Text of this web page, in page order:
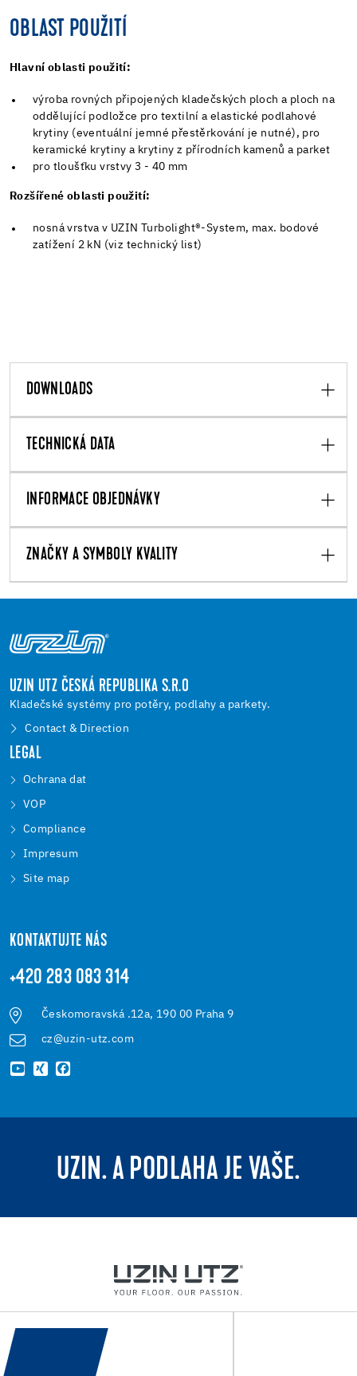
OBLAST POUŽITÍ
Hlavní oblasti použití:
výroba rovných připojených kladečských ploch a ploch na
oddělující podložce pro textilní a elastické podlahové
krytiny (eventuální jemné přestěrkování je nutné), pro
keramické krytiny a krytiny z přírodních kamenů a parket
pro tloušťku vrstvy 3 - 40 mm
Rozšířené oblasti použití:
nosná vrstva v UZIN Turbolight®-System, max. bodové
zatížení 2 kN (viz technický list)
DOWNLOADS
TECHNICKÁ DATA
INFORMACE OBJEDNÁVKY
ZNAČKY A SYMBOLY KVALITY
UZIN UTZ ČESKÁ REPUBLIKA S.R.O
Kladečské systémy pro potěry, podlahy a parkety.
Contact & Direction
LEGAL
Ochrana dat
VOP
Compliance
Impresum
Site map
KONTAKTUJTE NÁS
+420 283 083 314
Českomoravská .12a, 190 00 Praha 9
cz@uzin-utz.com
UZIN. A PODLAHA JE VAŠE.